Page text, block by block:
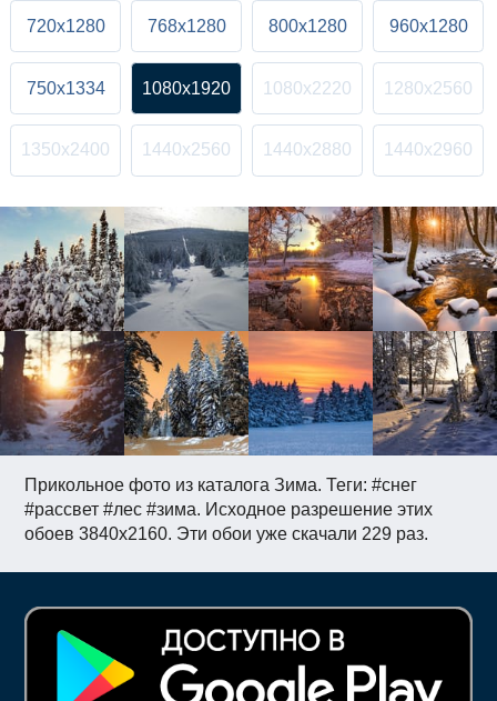
Прикольное фото из каталога Зима. Теги: #снег
#рассвет #лес #зима. Исходное разрешение этих
обоев 3840x2160. Эти обои уже скачали 229 раз.
720x1280 768x1280 800x1280 960x1280
750x1334 1080x1920 1080x2220 1280x2560
1350x2400 1440x2560 1440x2880 1440x2960